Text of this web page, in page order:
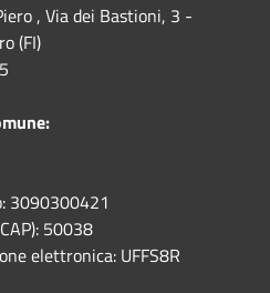
, Via dei Bastioni, 3 -
(FI)
3090300421
50038
elettronica: UFFS8R